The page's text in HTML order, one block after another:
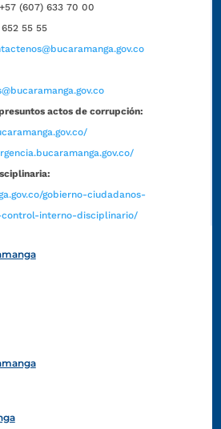
(607) 633 70 00
55 55
actos de corrupción:
gobierno-ciudadanos-
interno-disciplinario/